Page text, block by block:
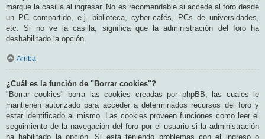
marque la casilla al ingresar. No es recomendable si accede al foro desde
un PC compartido, e.j. biblioteca, cyber-cafés, PCs de universidades,
etc. Si no ve la casilla, significa que la administración del foro ha
deshabilitado la opción.
Arriba
¿Cuál es la función de "Borrar cookies"?
"Borrar cookies" borra las cookies creadas por phpBB, las cuales le
mantienen autorizado para acceder a determinados recursos del foro y
estar identificado al mismo. Las cookies proveen funciones como leer el
seguimiento de la navegación del foro por el usuario si la administración
ha habilitado la opción. Si está teniendo problemas con el ingreso o